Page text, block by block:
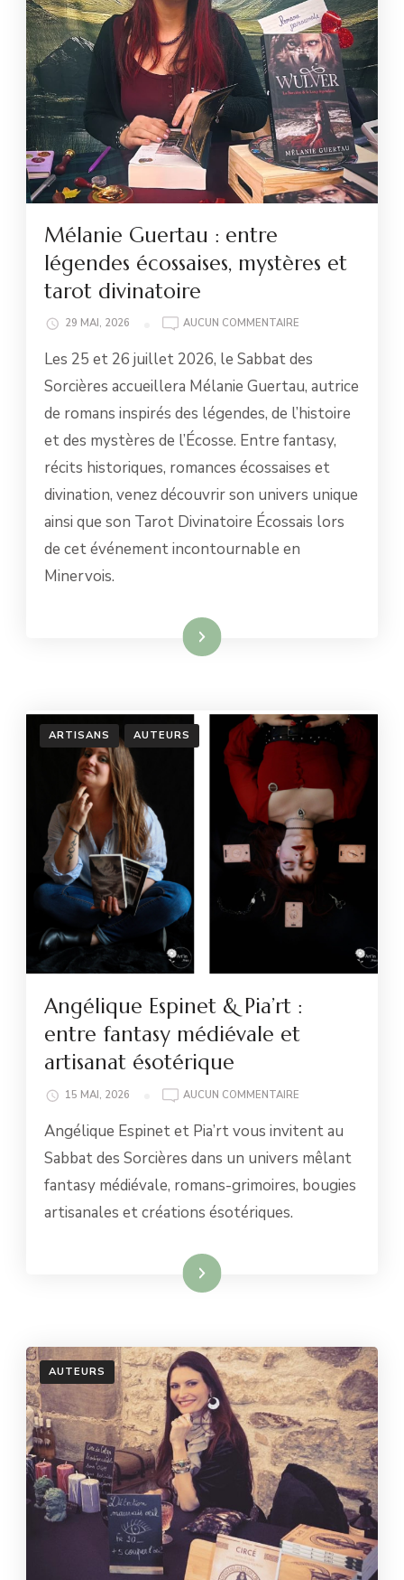
Mélanie Guertau : entre
légendes écossaises, mystères et
tarot divinatoire
29 MAI, 2026 AUCUN COMMENTAIRE
:
LÉGENDES
ÉCOSSAISES,
ET
TAROT
Les 25 et 26 juillet 2026, le Sabbat des
Sorcières accueillera Mélanie Guertau, autrice
de romans inspirés des légendes, de l’histoire
et des mystères de l’Écosse. Entre fantasy,
récits historiques, romances écossaises et
divination, venez découvrir son univers unique
ainsi que son Tarot Divinatoire Écossais lors
de cet événement incontournable en
Minervois.
Lire la suite
ARTISANS AUTEURS
Angélique Espinet & Pia’rt :
entre fantasy médiévale et
artisanat ésotérique
15 MAI, 2026 AUCUN COMMENTAIRE
&
PIA’RT
ENTRE
Angélique Espinet et Pia’rt vous invitent au
Sabbat des Sorcières dans un univers mêlant
fantasy médiévale, romans-grimoires, bougies
artisanales et créations ésotériques.
Lire la suite
AUTEURS